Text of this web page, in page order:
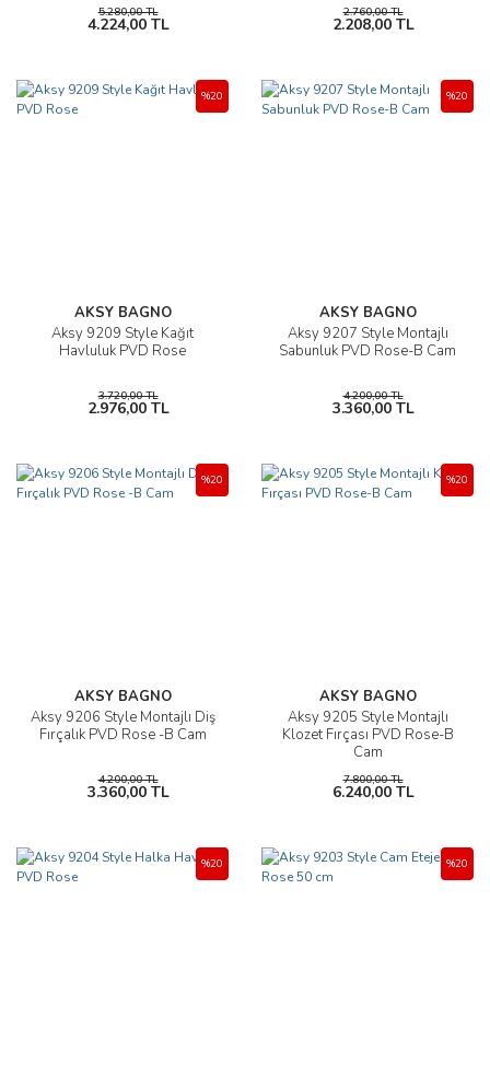
5.280,00 TL
4.224,00 TL
2.760,00 TL
2.208,00 TL
AKSY BAGNO
Aksy 9209 Style Kağıt
Havluluk PVD Rose
%20
3.720,00 TL
2.976,00 TL
AKSY BAGNO
Aksy 9207 Style Montajlı
Sabunluk PVD Rose-B Cam
%20
4.200,00 TL
3.360,00 TL
AKSY BAGNO
Aksy 9206 Style Montajlı Diş
Fırçalık PVD Rose -B Cam
%20
4.200,00 TL
3.360,00 TL
AKSY BAGNO
Aksy 9205 Style Montajlı
Klozet Fırçası PVD Rose-B
Cam
%20
7.800,00 TL
6.240,00 TL
%20 %20